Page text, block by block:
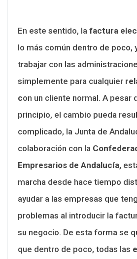
En este sentido, la factura
lo más común dentro de poco,
trabajar con las
simplemente para cualquier
con un cliente normal. A pesar
principio, el cambio pueda
complicado, la Junta de
colaboración con la
Empresarios de Andalucía,
marcha desde hace tiempo
ayudar a las empresas que
problemas al introducir la
su negocio. De esta forma se
que dentro de poco, todas las